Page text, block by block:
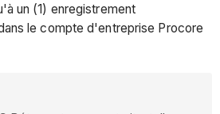
un (1) enregistrement
le compte d'entreprise Procore